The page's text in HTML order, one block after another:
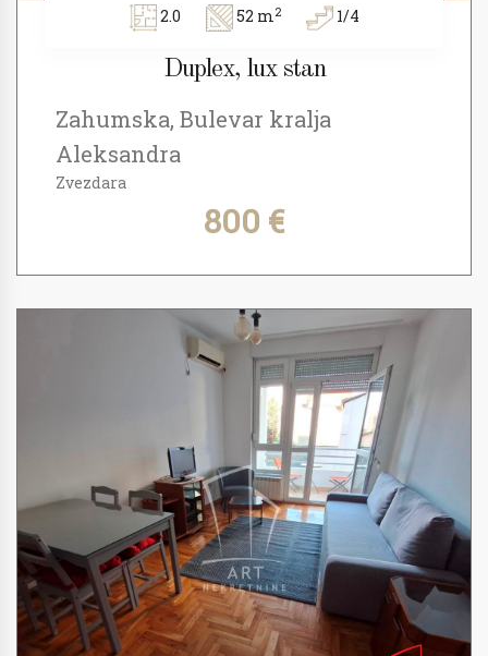
2.0 52 m2 1/4
Duplex, lux stan
Zahumska, Bulevar kralja
Aleksandra
Zvezdara
800 €